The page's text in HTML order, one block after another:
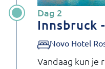
Dag 2
Innsbruck
Novo Hotel
Vandaag kun je